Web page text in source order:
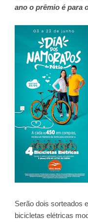
ano o prêmio é para
Serão dois sorteados
bicicletas elétricas